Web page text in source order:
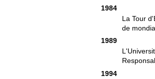
1984
La Tour
de
1989
1994